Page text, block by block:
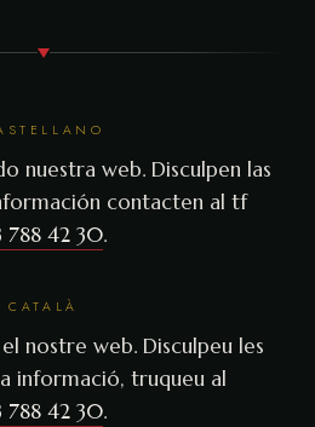
nuestra web. Disculpen las
contacten al tf
788 42 30.
CATALÀ
nostre web. Disculpeu les
informació, truqueu al
788 42 30.